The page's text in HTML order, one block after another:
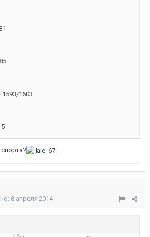
1593/1603
8 апреля 2014